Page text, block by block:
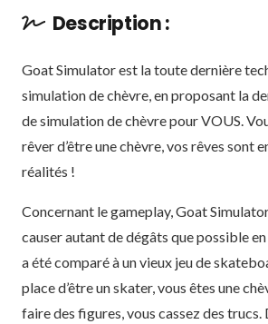
Description :
Goat Simulator est la toute dernière
simulation de chèvre, en proposant la
de simulation de chèvre pour VOUS.
rêver d’être une chèvre, vos rêves sont
réalités !
Concernant le gameplay, Goat
causer autant de dégâts que possible
a été comparé à un vieux jeu de
place d’être un skater, vous êtes une
faire des figures, vous cassez des